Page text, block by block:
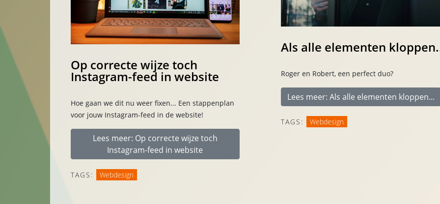
Op correcte wijze toch
Instagram-feed in website
Hoe gaan we dit nu weer fixen... Een stappenplan
voor jouw Instagram-feed in de website!
Lees meer: Op correcte wijze toch
Instagram-feed in website
TAGS: Webdesign
Als alle elementen
Roger en Robert, een perfect duo?
Lees meer: Als alle elementen kloppen...
TAGS: Webdesign